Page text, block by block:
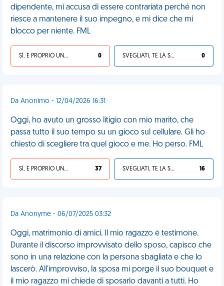
dipendente, mi accusa di essere contrariata perché non
riesce a mantenere il suo impegno, e mi dice che mi
blocco per niente. FML
SÌ, È PROPRIO UNA VDM! 0 SVEGLIATI, TE LA SEI CERCATA! 0
Da Anonimo - 12/04/2026 16:31
Oggi, ho avuto un grosso litigio con mio marito, che
passa tutto il suo tempo su un gioco sul cellulare. Gli ho
chiesto di scegliere tra quel gioco e me. Ho perso. FML
SÌ, È PROPRIO UNA VDM! 37 SVEGLIATI, TE LA SEI CERCATA! 16
Da Anonyme - 06/07/2025 03:32
Oggi, matrimonio di amici. Il mio ragazzo è testimone.
Durante il discorso improvvisato dello sposo, capisco che
sono in una relazione con la persona sbagliata e che lo
lascerò. All'improvviso, la sposa mi porge il suo bouquet e
il mio ragazzo mi chiede di sposarlo davanti a tutti. Ho